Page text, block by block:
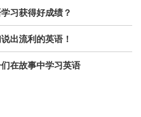
习获得好成绩？
出流利的英语！
在故事中学习英语